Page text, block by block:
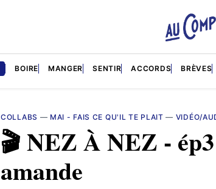
BOIRE MANGER SENTIR ACCORDS BRÈVES
COLLABS — MAI - FAIS CE QU'IL TE PLAIT — VIDÉO/
🎬 NEZ À NEZ -
amande